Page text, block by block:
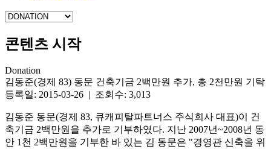
콘텐츠 시작
Donation
김동준(경제 83) 동문 건축기금 2백만원 추가, 총 2천만원 기탁
등록일: 2015-03-26 | 조회수: 3,013
김동준 동문(경제 83, 큐캐피탈파트너스 주식회사 대표)이 건
축기금 2백만원을 추가로 기부하였다. 지난 2007년~2008년 동
안 1천 2백만원을 기부한 바 있는 김 동문은 "경영관 신축을 위